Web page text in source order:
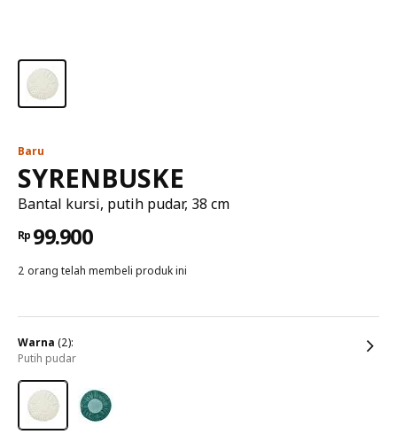
Baru
SYRENBUSKE
Bantal kursi, putih pudar, 38 cm
Rp 99.900
2 orang telah membeli produk ini
warna (2):
putih pudar